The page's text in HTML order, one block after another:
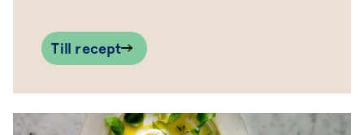
Till recept